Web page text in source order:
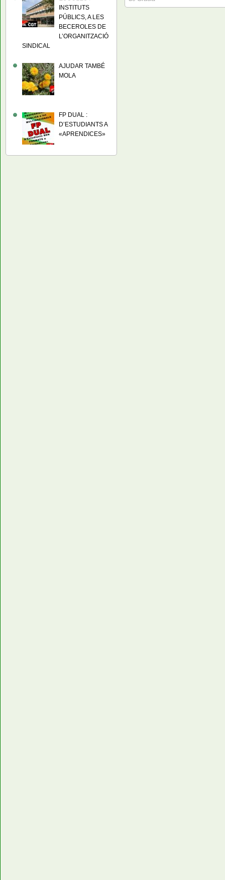
INSTITUTS
PÚBLICS, A LES
BECEROLES DE
L’ORGANITZACIÓ
SINDICAL
AJUDAR TAMBÉ
MOLA
FP DUAL :
D’ESTUDIANTS A
«APRENDICES»